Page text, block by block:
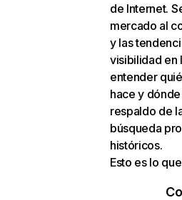
de Internet.
mercado al
y las
visibilidad en
entender
hace y
respaldo de
búsqueda
históricos.
Esto es lo